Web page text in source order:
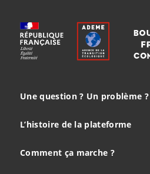
Une question ? Un problème
L’histoire de la plateforme
Comment ça marche ?